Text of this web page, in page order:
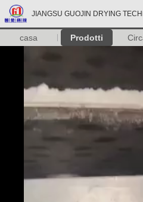
JIANGSU GUOJIN DRYING
casa Prodotti